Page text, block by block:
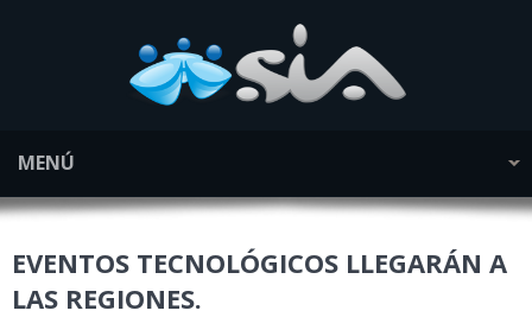
MENÚ
EVENTOS TECNOLÓGICOS LLEGARÁN A
LAS REGIONES.